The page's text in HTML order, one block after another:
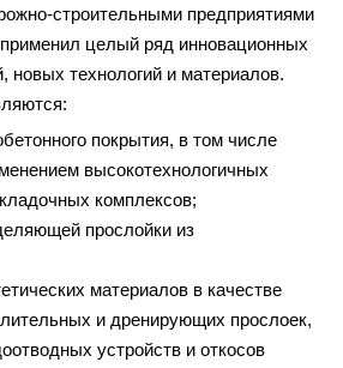
строительными предприятиями
целый ряд инновационных
новых технологий и материалов.
покрытия, в том числе
высокотехнологичных
комплексов;
прослойки из
материалов в качестве
и дренирующих прослоек,
устройств и откосов